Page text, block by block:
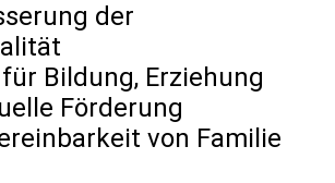
der
Bildung, Erziehung
Förderung
von Familie